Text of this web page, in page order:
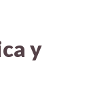
y